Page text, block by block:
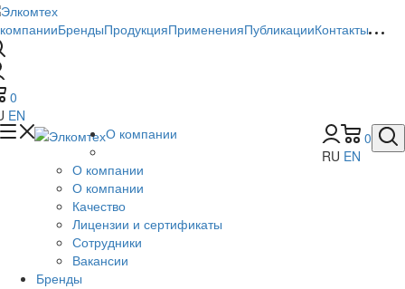
БрендыПродукцияПримененияПубликацииКонтакты
0
EN
0
RU EN
О компании
О компании
О компании
Качество
Лицензии и сертификаты
Сотрудники
Вакансии
Бренды